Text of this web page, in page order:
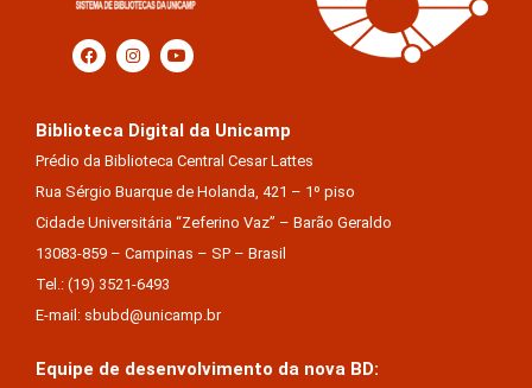
Biblioteca Digital da Unicamp
Prédio da Biblioteca Central Cesar Lattes
Rua Sérgio Buarque de Holanda, 421 – 1º piso
Cidade Universitária “Zeferino Vaz” – Barão Geraldo
13083-859 – Campinas – SP – Brasil
Tel.: (19) 3521-6493
E-mail: sbubd@unicamp.br
Equipe de desenvolvimento da nova BD: